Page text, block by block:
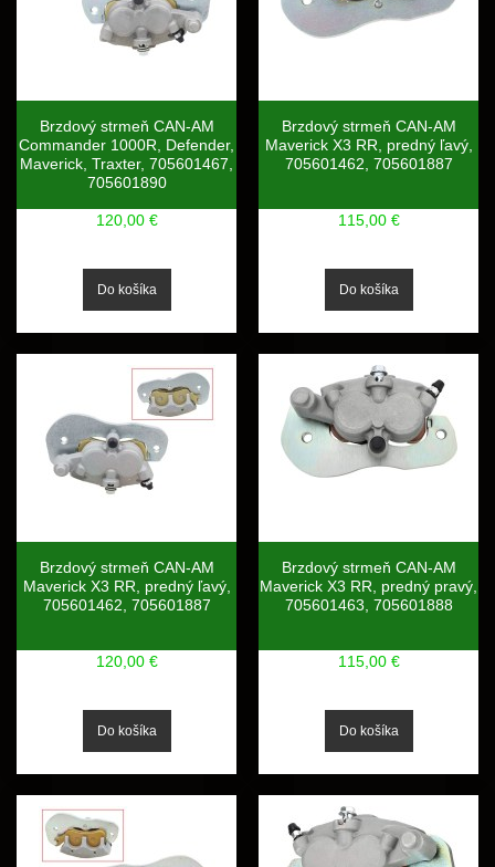
Brzdový strmeň CAN-AM
Commander 1000R, Defender,
Maverick, Traxter, 705601467,
705601890
120,00 €
Brzdový strmeň CAN-AM
Maverick X3 RR, predný ľavý,
705601462, 705601887
115,00 €
Brzdový strmeň CAN-AM
Maverick X3 RR, predný ľavý,
705601462, 705601887
120,00 €
Brzdový strmeň CAN-AM
Maverick X3 RR, predný pravý,
705601463, 705601888
115,00 €